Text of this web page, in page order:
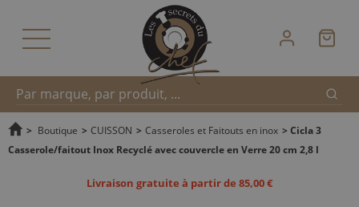
Recherche
> Boutique > CUISSON > Casseroles et Faitouts en inox > Cicla 3
Casserole/faitout Inox Recyclé avec couvercle en Verre 20 cm 2,8 l
Livraison gratuite à partir de 85,00 €